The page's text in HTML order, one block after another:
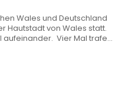
Wales und Deutschland
Hautstadt von Wales statt.
aufeinander. Vier Mal trafen
Herz schlägt auch für dein
anfeuern? Zwei Trikots
einzigartige Heimatkurve®